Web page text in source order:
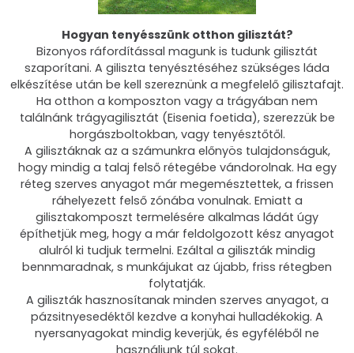
Hogyan tenyésszünk otthon gilisztát?
Bizonyos ráfordítással magunk is tudunk gilisztát
szaporítani. A giliszta tenyésztéséhez szükséges láda
elkészítése után be kell szereznünk a megfelelő gilisztafajt.
Ha otthon a komposzton vagy a trágyában nem
találnánk trágyagilisztát (Eisenia foetida), szerezzük be
horgászboltokban, vagy tenyésztőtől.
A gilisztáknak az a számunkra előnyös tulajdonságuk,
hogy mindig a talaj felső rétegébe vándorolnak. Ha egy
réteg szerves anyagot már megemésztettek, a frissen
ráhelyezett felső zónába vonulnak. Emiatt a
gilisztakomposzt termelésére alkalmas ládát úgy
építhetjük meg, hogy a már feldolgozott kész anyagot
alulról ki tudjuk termelni. Ezáltal a giliszták mindig
bennmaradnak, s munkájukat az újabb, friss rétegben
folytatják.
A giliszták hasznosítanak minden szerves anyagot, a
pázsitnyesedéktől kezdve a konyhai hulladékokig. A
nyersanyagokat mindig keverjük, és egyféléből ne
használjunk túl sokat.